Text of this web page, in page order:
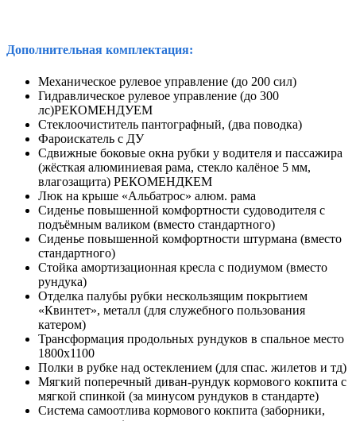
Дополнительная комплектация:
Механическое рулевое управление (до 200 сил)
Гидравлическое рулевое управление (до 300
лс)РЕКОМЕНДУЕМ
Стеклоочиститель пантографный, (два поводка)
Фароискатель с ДУ
Сдвижные боковые окна рубки у водителя и пассажира
(жёсткая алюминиевая рама, стекло калёное 5 мм,
влагозащита) РЕКОМЕНДКЕМ
Люк на крыше «Альбатрос» алюм. рама
Сиденье повышенной комфортности судоводителя с
подъёмным валиком (вместо стандартного)
Сиденье повышенной комфортности штурмана (вместо
стандартного)
Стойка амортизационная кресла с подиумом (вместо
рундука)
Отделка палубы рубки нескользящим покрытием
«Квинтет», металл (для служебного пользования
катером)
Трансформация продольных рундуков в спальное место
1800х1100
Полки в рубке над остеклением (для спас. жилетов и тд)
Мягкий поперечный диван-рундук кормового кокпита с
мягкой спинкой (за минусом рундуков в стандарте)
Система самоотлива кормового кокпита (заборники,